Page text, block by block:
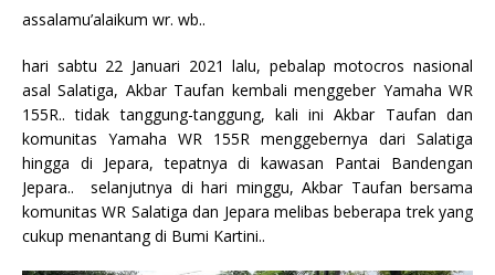
assalamu’alaikum wr. wb..
hari sabtu 22 Januari 2021 lalu, pebalap motocros nasional
asal Salatiga, Akbar Taufan kembali menggeber Yamaha WR
155R.. tidak tanggung-tanggung, kali ini Akbar Taufan dan
komunitas Yamaha WR 155R menggebernya dari Salatiga
hingga di Jepara, tepatnya di kawasan Pantai Bandengan
Jepara.. selanjutnya di hari minggu, Akbar Taufan bersama
komunitas WR Salatiga dan Jepara melibas beberapa trek yang
cukup menantang di Bumi Kartini..